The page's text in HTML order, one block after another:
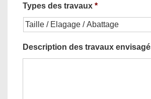
Types des travaux *
Description des travaux